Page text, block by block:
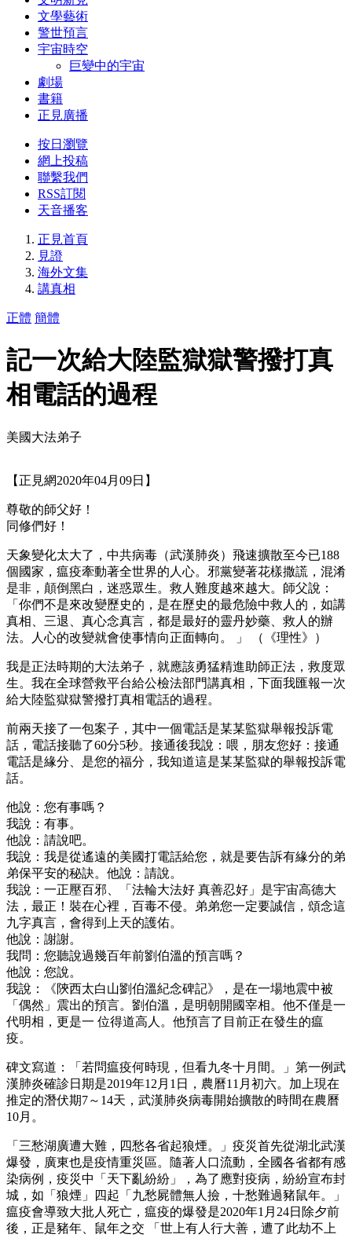
文學藝術
警世預言
宇宙時空
巨變中的宇宙
劇場
書籍
正見廣播
按日瀏覽
網上投稿
聯繫我們
RSS訂閱
天音播客
正見首頁
見證
海外文集
講真相
正體 簡體
記一次給大陸監獄獄警撥打真
相電話的過程
美國大法弟子
【正見網2020年04月09日】
尊敬的師父好！
同修們好！
天象變化太大了，中共病毒（武漢肺炎）飛速擴散至今已188
個國家，瘟疫牽動著全世界的人心。邪黨變著花樣撒謊，混淆
是非，顛倒黑白，迷惑眾生。救人難度越來越大。師父說：
「你們不是來改變歷史的，是在歷史的最危險中救人的，如講
真相、三退、真心念真言，都是最好的靈丹妙藥、救人的辦
法。人心的改變就會使事情向正面轉向。 」 （《理性》）
我是正法時期的大法弟子，就應該勇猛精進助師正法，救度眾
生。我在全球營救平台給公檢法部門講真相，下面我匯報一次
給大陸監獄獄警撥打真相電話的過程。
前兩天接了一包案子，其中一個電話是某某監獄舉報投訴電
話，電話接聽了60分5秒。接通後我說：喂，朋友您好：接通
電話是緣分、是您的福分，我知道這是某某監獄的舉報投訴電
話。
他說：您有事嗎？
我說：有事。
他說：請說吧。
我說：我是從遙遠的美國打電話給您，就是要告訴有緣分的弟
弟保平安的秘訣。他說：請說。
我說：一正壓百邪、「法輪大法好 真善忍好」是宇宙高德大
法，最正！裝在心裡，百毒不侵。弟弟您一定要誠信，頌念這
九字真言，會得到上天的護佑。
他說：謝謝。
我問：您聽說過幾百年前劉伯溫的預言嗎？
他說：您說。
我說：《陝西太白山劉伯溫紀念碑記》，是在一場地震中被
「偶然」震出的預言。劉伯溫，是明朝開國宰相。他不僅是一
代明相，更是一 位得道高人。他預言了目前正在發生的瘟
疫。
碑文寫道：「若問瘟疫何時現，但看九冬十月間。」第一例武
漢肺炎確診日期是2019年12月1日，農曆11月初六。加上現在
推定的潛伏期7～14天，武漢肺炎病毒開始擴散的時間在農曆
10月。
「三愁湖廣遭大難，四愁各省起狼煙。」疫災首先從湖北武漢
爆發，廣東也是疫情重災區。隨著人口流動，全國各省都有感
染病例，疫災中「天下亂紛紛」，為了應對疫病，紛紛宣布封
城，如「狼煙」四起「九愁屍體無人撿，十愁難過豬鼠年。」
瘟疫會導致大批人死亡，瘟疫的爆發是2020年1月24日除夕前
後，正是豬年、鼠年之交 「世上有人行大善，遭了此劫不上